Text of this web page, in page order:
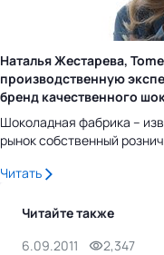
Наталья Жестарева,
производственную
бренд качественного
Шоколадная фабрика –
рынок собственный
Читать
Читайте также
6.09.2011
2,347